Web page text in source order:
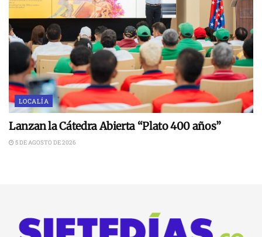
LOCALÍA
Lanzan la Cátedra Abierta “Plato 400 años”
5 DE AGOSTO DE 2026